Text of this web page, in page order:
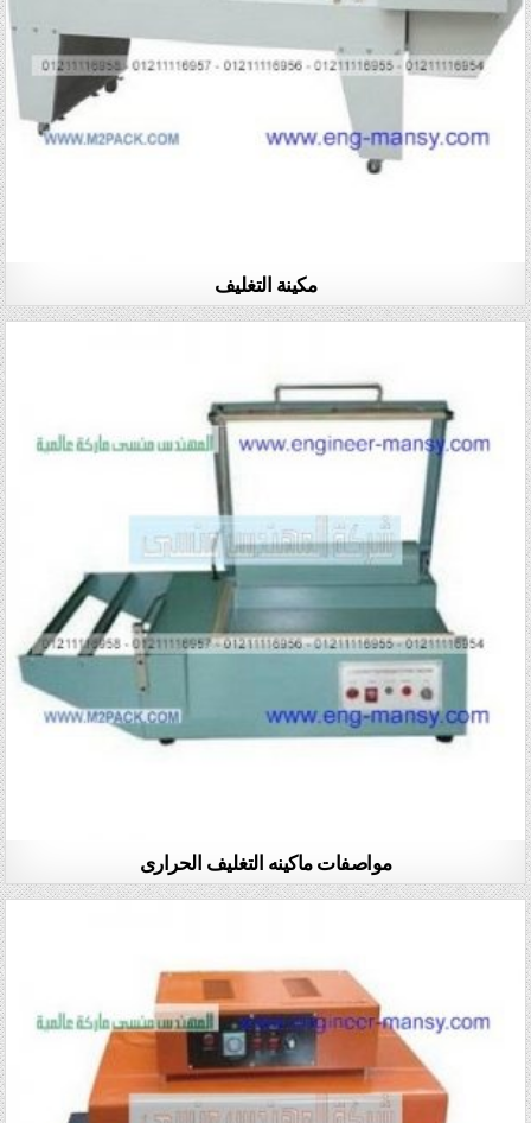
مكينة التغليف
مواصفات ماكينه التغليف الحرارى